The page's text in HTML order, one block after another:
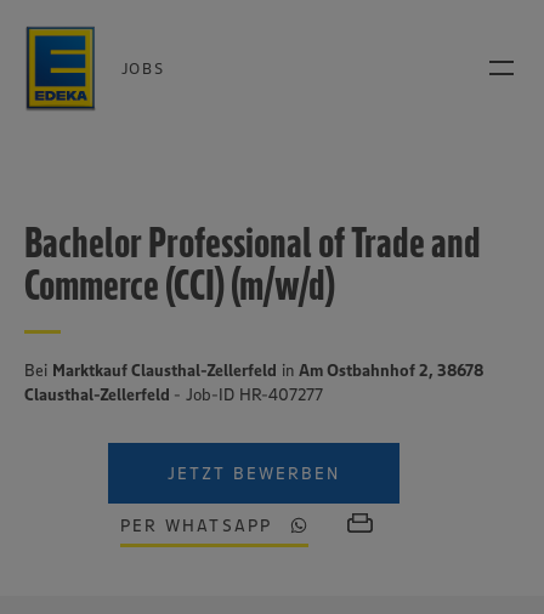
JOBS
Bachelor Professional of Trade and
Commerce (CCI) (m/w/d)
Bei Marktkauf Clausthal-Zellerfeld in Am Ostbahnhof 2, 38678
Clausthal-Zellerfeld - Job-ID HR-407277
JETZT BEWERBEN
PER WHATSAPP